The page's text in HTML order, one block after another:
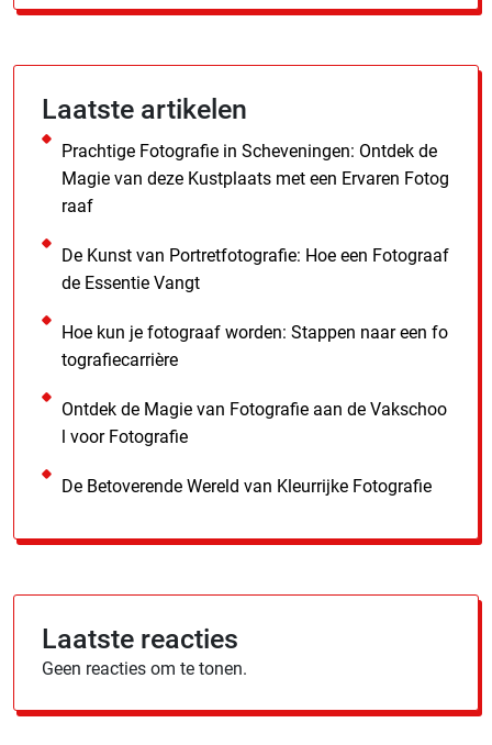
Laatste artikelen
Prachtige Fotografie in Scheveningen: Ontdek de
Magie van deze Kustplaats met een Ervaren Fotog
raaf
De Kunst van Portretfotografie: Hoe een Fotograaf
de Essentie Vangt
Hoe kun je fotograaf worden: Stappen naar een fo
tografiecarrière
Ontdek de Magie van Fotografie aan de Vakschoo
l voor Fotografie
De Betoverende Wereld van Kleurrijke Fotografie
Laatste reacties
Geen reacties om te tonen.